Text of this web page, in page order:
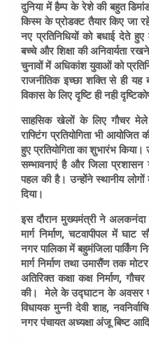
दुनिया में हैम्प के रेशे की बहुत
किस्म के प्रोडक्ट तैयार किए जा
नए प्रतिनिधियों को बधाई देते
बच्चे और शिक्षा की अनिवार्यता
चुनावों में अधिकांश युवाओं को
राजनीतिक इच्छा शक्ति से ही
विकास के लिए दृष्टि ही नही
साहसिक खेलों के लिएगौचर मेले
राफ्टिंग प्रतियोगिता भी
हुए प्रतियोगिता का शुभारंभ
सम्भावनाएं है और जिला
पहल की है। उन्होंने स्थानीय
दिया।
इस दौरान मुख्यमंत्री ने अलकनंदा
मार्ग निर्माण, चटवापीपल में घाट
नगर पालिका में बहुमंजिला पार्किंग
मार्ग निर्माण तथा उमासैंण तक
अतिरिक्त कक्षा कक्ष निर्माण,
की। मेले के उद्घाटन के अवसर पर
विधायक मुन्नी देवी शाह,
नगर पंचायत अध्यक्षा अंजू बिष्ट